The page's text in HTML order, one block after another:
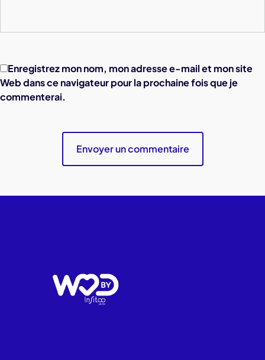
Enregistrez mon nom, mon adresse e-mail et mon site
Web dans ce navigateur pour la prochaine fois que je
commenterai.